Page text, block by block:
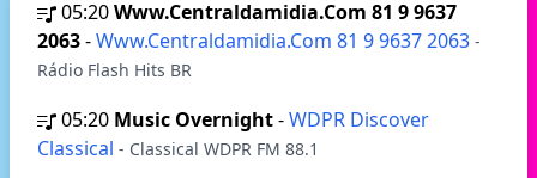
05:20Www.Centraldamidia.Com 81 9 9637
2063-Www.Centraldamidia.Com 81 9 9637 2063 -
Rádio Flash Hits BR
05:20 Music Overnight-WDPR Discover
Classical - Classical WDPR FM 88.1